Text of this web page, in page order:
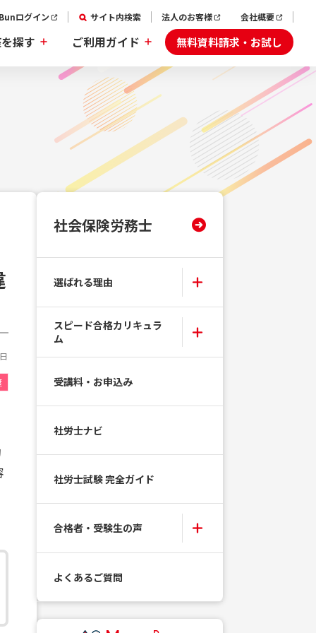
ログイン サイト内検索 法人のお客様 会社概要
探す ご利用ガイド 無料資料請求・お試し
社会保険労務士
選ばれる理由
スピード合格カリキュラ
ム
受講料・お申込み
社労士ナビ
社労士試験 完全ガイド
合格者・受験生の声
よくあるご質問